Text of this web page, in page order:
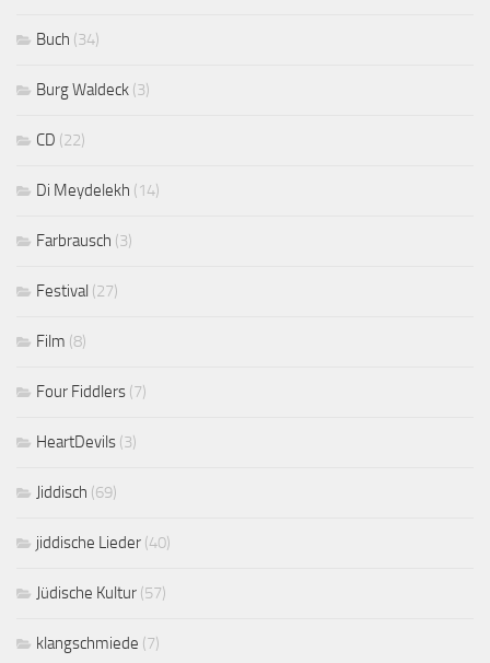
Buch (34)
Burg Waldeck (3)
CD (22)
Di Meydelekh (14)
Farbrausch (3)
Festival (27)
Film (8)
Four Fiddlers (7)
HeartDevils (3)
Jiddisch (69)
jiddische Lieder (40)
Jüdische Kultur (57)
klangschmiede (7)